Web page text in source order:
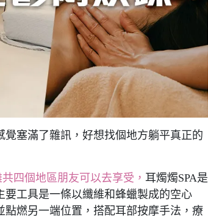
塞滿了雜訊，好想找個地方躺平真正的
四個地區朋友可以去享受， 耳燭燭SPA是
要工具是一條以纖維和蜂蠟製成的空心
燃另一端位置，搭配耳部按摩手法，療